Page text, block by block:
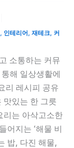
, 인테리어, 재테크, 커
소통하는 커뮤
해 일상생활에
리 레시피 공유
맛있는 한 그릇
리는 아삭고소한
어지는 ‘해물 비
밥, 다진 해물,